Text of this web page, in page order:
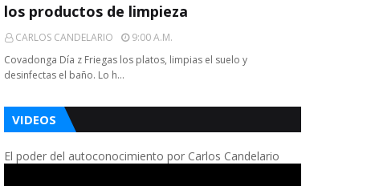
los productos de limpieza
CARLOS CANDELARIO
9:00 A.m.
Covadonga Día z Friegas los platos, limpias el suelo y
desinfectas el baño. Lo h…
VIDEOS
El poder del autoconocimiento por Carlos Candelario